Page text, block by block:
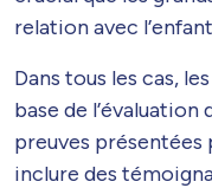
relation avec
Dans tous les cas,
base de l’évaluation
preuves présentées
inclure des